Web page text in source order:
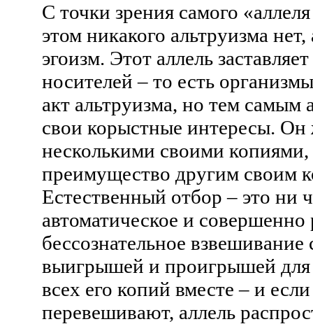
С точки зрения самого
этом никакого альтруизма
эгоизм. Этот аллель
носителей – то есть
акт альтруизма, но тем самым
свои корыстные интересы. Он
несколькими своими копиями,
преимущество другим своим
Естественный отбор – это ни
автоматическое и
бессознательное
выигрышей и проигрышей для
всех его копий вместе – и
перевешивают, аллель